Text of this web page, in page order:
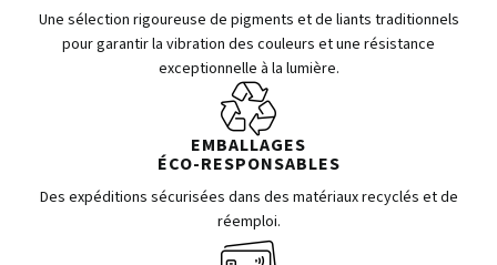
Une sélection rigoureuse de pigments et de liants traditionnels
pour garantir la vibration des couleurs et une résistance
exceptionnelle à la lumière.
EMBALLAGES
ÉCO-RESPONSABLES
Des expéditions sécurisées dans des matériaux recyclés et de
réemploi.